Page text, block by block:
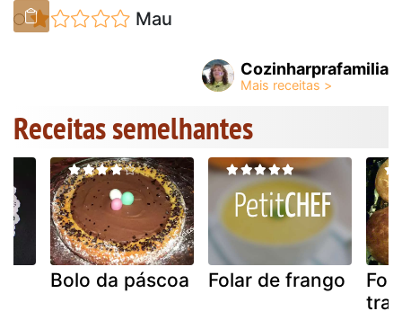
Mau
Cozinharprafamilia
Receitas semelhantes
Bolo da páscoa Folar de frango